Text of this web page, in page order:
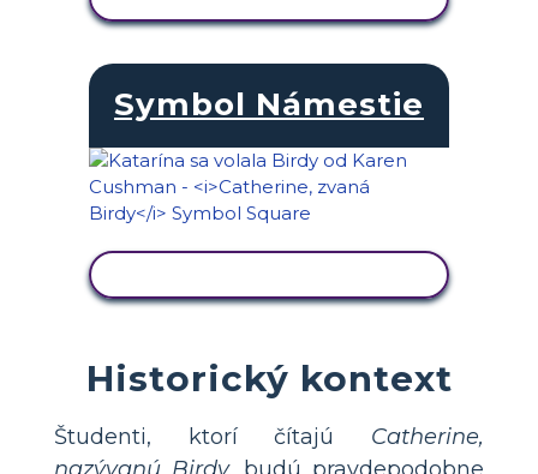
Symbol Námestie
Historický kontext
Študenti, ktorí čítajú Catherine,